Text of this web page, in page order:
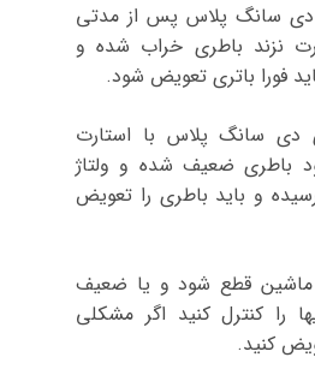
دی سانگ پلاس پس از مدتی
نزند باطری خراب شده و
فورا باتری تعویض شود.
دی سانگ پلاس با استارت
باطری ضعیف شده و ولتاژ
۱۲ ولت رسیده و باید باطری را تعویض
ماشین قطع شود و یا ضعیف
را کنترل کنید اگر مشکلی
کنید.